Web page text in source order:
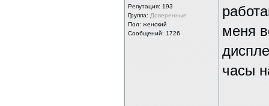
Репутация: 193
Группа: Доверенные
Пол: женский
Сообщений: 1726
меня
часы